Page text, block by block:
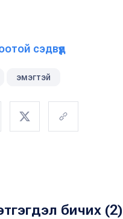
сэдвүүд
эмэгтэй
бичих (2)